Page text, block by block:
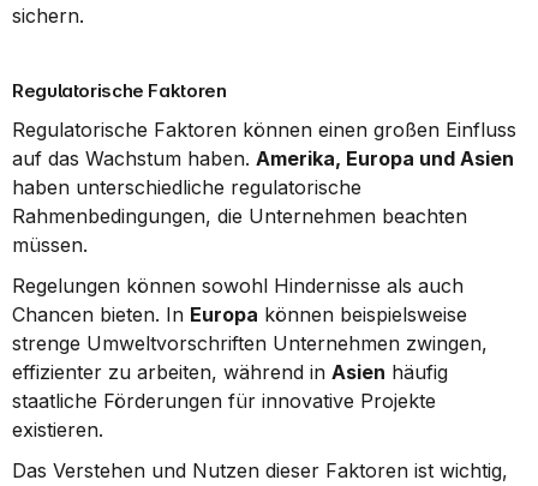
sichern.
Regulatorische Faktoren
Regulatorische Faktoren können einen großen Einfluss
auf das Wachstum haben. Amerika, Europa und Asien
haben unterschiedliche regulatorische
Rahmenbedingungen, die Unternehmen beachten
müssen.
Regelungen können sowohl Hindernisse als auch
Chancen bieten. In Europa können beispielsweise
strenge Umweltvorschriften Unternehmen zwingen,
effizienter zu arbeiten, während in Asien häufig
staatliche Förderungen für innovative Projekte
existieren.
Das Verstehen und Nutzen dieser Faktoren ist wichtig,